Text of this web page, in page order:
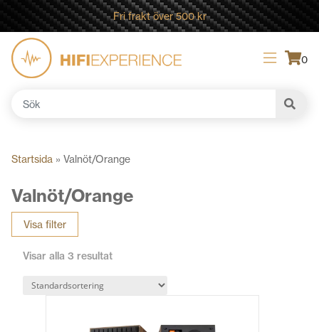
Fri frakt över 500 kr
0
Startsida » Valnöt/Orange
Valnöt/Orange
Visa filter
Visar alla 3 resultat